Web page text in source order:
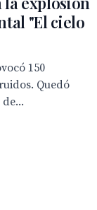
"El cielo
150
Quedó